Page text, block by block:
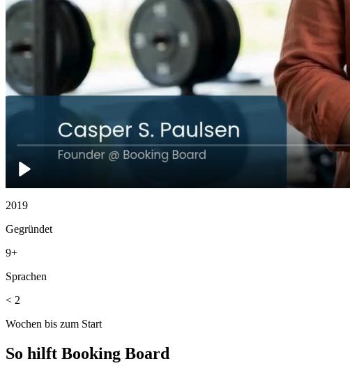
2019
Gegründet
9+
Sprachen
< 2
Wochen bis zum Start
So hilft Booking Board